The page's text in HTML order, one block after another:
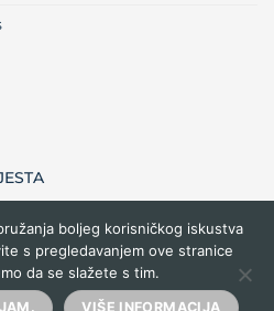
Dinners
Club
Credit
Card
Cash
Delivery
stvari
boljeg korisničkog iskustva
s pregledavanjem ove stranice
da se slažete s tim.
VIŠE INFORMACIJA